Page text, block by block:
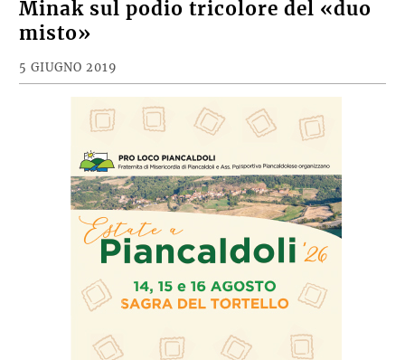
Minak sul podio tricolore del «duo
misto»
5 GIUGNO 2019